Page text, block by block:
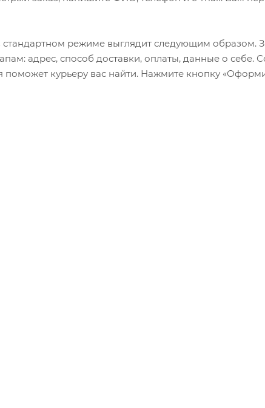
режиме выглядит следующим образом.
адрес, способ доставки, оплаты, данные о себе.
курьеру вас найти. Нажмите кнопку